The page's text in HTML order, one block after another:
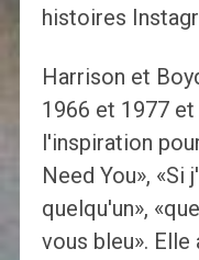
histoires
Harrison et
1966 et 1977
l'inspiration
Need You», «Si
quelqu'un»,
vous bleu».